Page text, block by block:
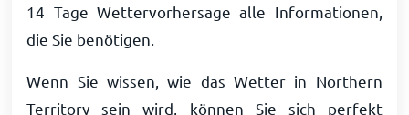
14 Tage Wettervorhersage alle Informationen,
die Sie benötigen.
Wenn Sie wissen, wie das Wetter in Northern
Territory sein wird, können Sie sich perfekt